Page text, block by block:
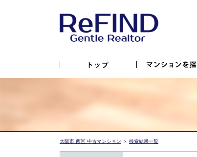
大阪市 西区 中古マンション ＞ 検索結果一覧